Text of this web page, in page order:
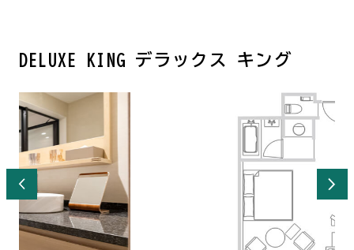
DELUXE KING デラックス キング